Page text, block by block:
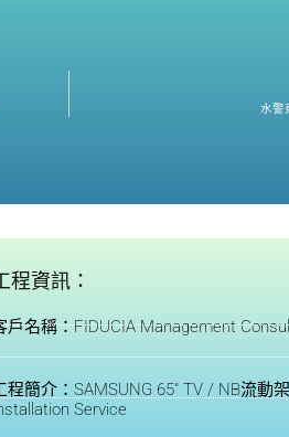
水警
程資訊：
戶名稱：FIDUCIA Management
程簡介：SAMSUNG 65" TV / NB流動
Service